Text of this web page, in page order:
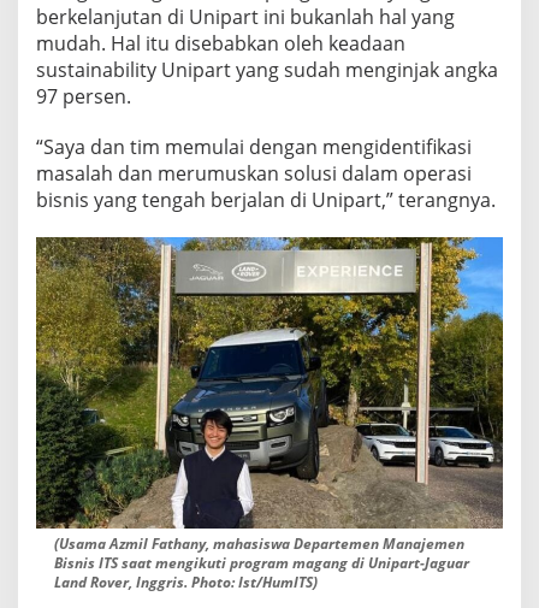
berkelanjutan di Unipart ini bukanlah hal yang
mudah. Hal itu disebabkan oleh keadaan
sustainability Unipart yang sudah menginjak angka
97 persen.
“Saya dan tim memulai dengan mengidentifikasi
masalah dan merumuskan solusi dalam operasi
bisnis yang tengah berjalan di Unipart,” terangnya.
(Usama Azmil Fathany, mahasiswa Departemen Manajemen
Bisnis ITS saat mengikuti program magang di Unipart-Jaguar
Land Rover, Inggris. Photo: Ist/HumITS)